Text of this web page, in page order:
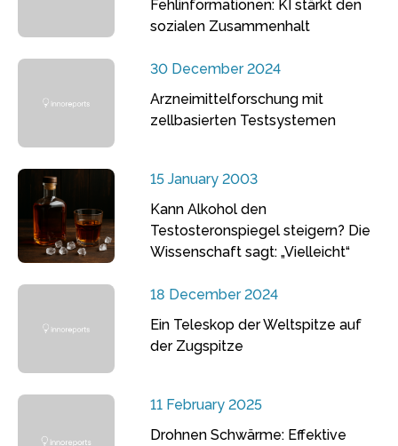
Fehlinformationen: KI stärkt den
sozialen Zusammenhalt
30 December 2024
Arzneimittelforschung mit
zellbasierten Testsystemen
15 January 2003
Kann Alkohol den
Testosteronspiegel steigern? Die
Wissenschaft sagt: „Vielleicht“
18 December 2024
Ein Teleskop der Weltspitze auf
der Zugspitze
11 February 2025
Drohnen Schwärme: Effektive